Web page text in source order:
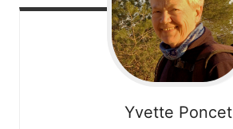
Yvette Poncet